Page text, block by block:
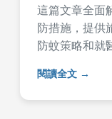
這篇文章全面
防措施，提供
防蚊策略和就
風險。
閱讀全文